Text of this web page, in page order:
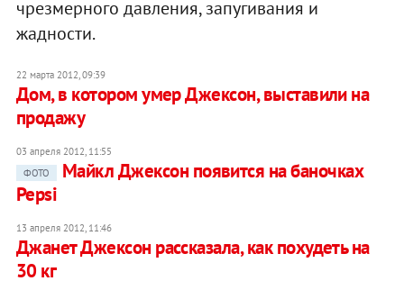
чрезмерного давления, запугивания и
жадности.
22 марта 2012, 09:39
Дом, в котором умер Джексон, выставили на
продажу
03 апреля 2012, 11:55
ФОТО
Майкл Джексон появится на баночках
Pepsi
13 апреля 2012, 11:46
Джанет Джексон рассказала, как похудеть на
30 кг